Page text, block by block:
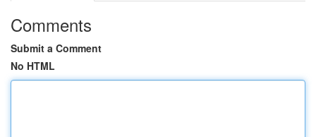
Comments
Submit a Comment
No HTML